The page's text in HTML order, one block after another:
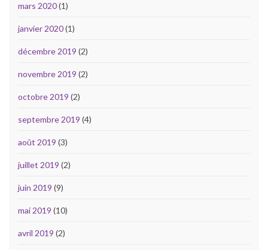
mars 2020(1)
janvier 2020(1)
décembre 2019 (2)
novembre 2019 (2)
octobre 2019 (2)
septembre 2019 (4)
août 2019 (3)
juillet 2019 (2)
juin 2019 (9)
mai 2019 (10)
avril 2019 (2)